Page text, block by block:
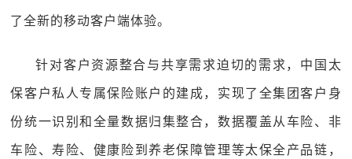
了全新的移动客户端体验。
针对客户资源整合与共享需求迫切的需求，中国太
保客户私人专属保险账户的建成，实现了全集团客户身
份统一识别和全量数据归集整合，数据覆盖从车险、非
车险、寿险、健康险到养老保障管理等太保全产品链，